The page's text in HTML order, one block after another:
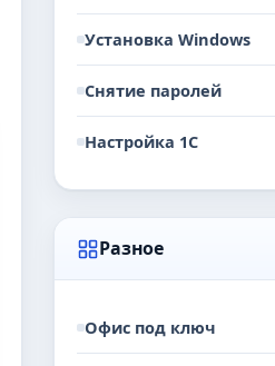
Установка Windows
Снятие паролей
Настройка 1С
Разное
Офис под ключ